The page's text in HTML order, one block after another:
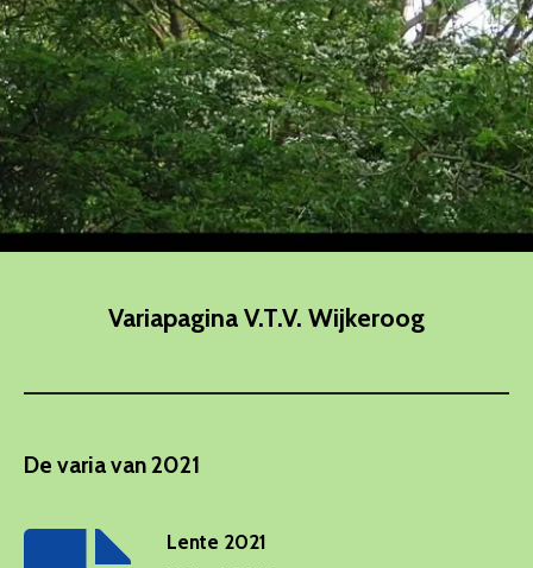
Variapagina V.T.V. Wijkeroog
De varia van 2021
Lente 2021